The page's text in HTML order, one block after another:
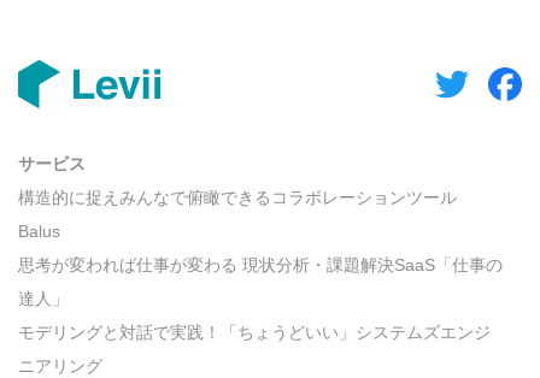
サービス
構造的に捉えみんなで俯瞰できるコラボレーションツール
Balus
思考が変われば仕事が変わる 現状分析・課題解決SaaS「仕事の
達人」
モデリングと対話で実践！「ちょうどいい」システムズエンジ
ニアリング